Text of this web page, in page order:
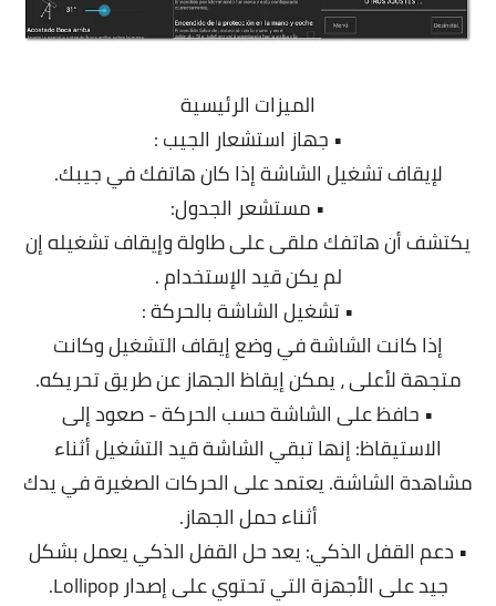
الميزات الرئيسية
• جهاز استشعار الجيب :
لإيقاف تشغيل الشاشة إذا كان هاتفك في جيبك.
• مستشعر الجدول:
يكتشف أن هاتفك ملقى على طاولة وإيقاف تشغيله إن
لم يكن قيد الإستخدام .
• تشغيل الشاشة بالحركة :
إذا كانت الشاشة في وضع إيقاف التشغيل وكانت
متجهة لأعلى ، يمكن إيقاظ الجهاز عن طريق تحريكه.
• حافظ على الشاشة حسب الحركة - صعود إلى
الاستيقاظ: إنها تبقي الشاشة قيد التشغيل أثناء
مشاهدة الشاشة. يعتمد على الحركات الصغيرة في يدك
أثناء حمل الجهاز.
• دعم القفل الذكي: يعد حل القفل الذكي يعمل بشكل
جيد على الأجهزة التي تحتوي على إصدار Lollipop.